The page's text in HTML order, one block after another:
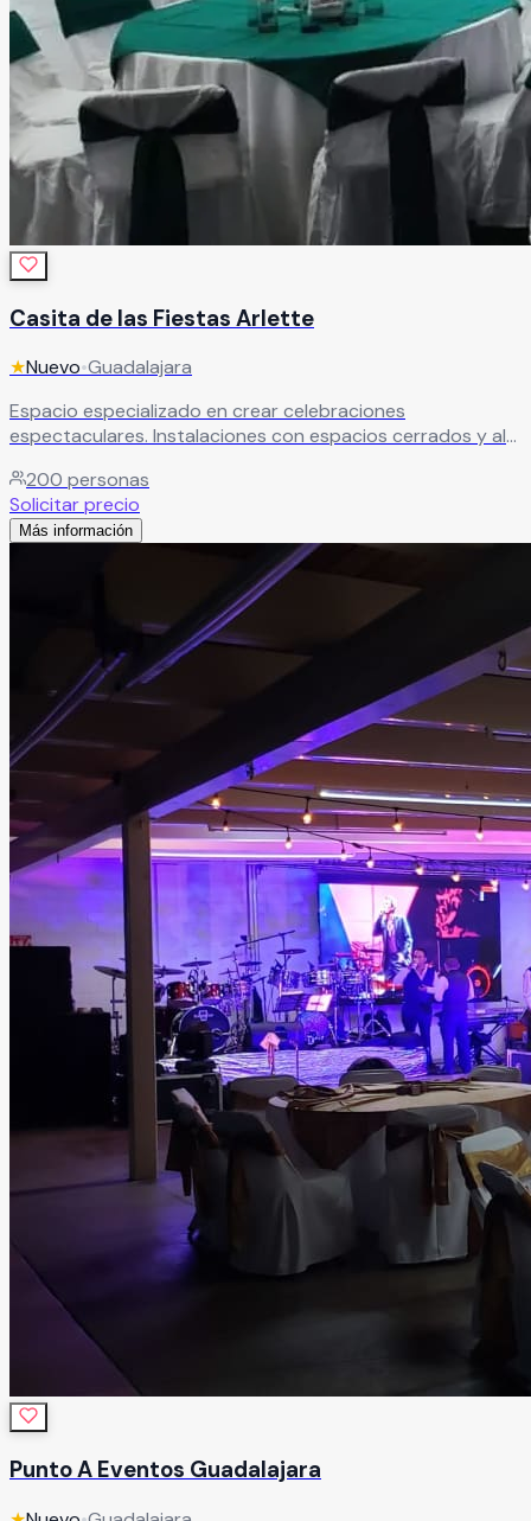
Casita de las Fiestas Arlette
★Nuevo•Guadalajara
Espacio especializado en crear celebraciones
espectaculares. Instalaciones con espacios cerrados y al
personalizados de calidad.
200 personas
Solicitar precio
Más información
Punto A Eventos Guadalajara